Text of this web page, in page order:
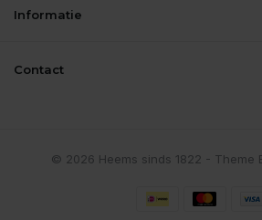
Informatie
Contact
© 2026 Heems sinds 1822 - Theme